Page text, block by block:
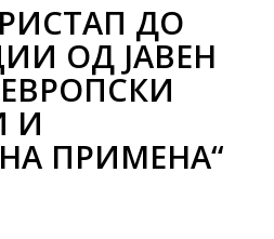
ДО
ОД ЈАВЕН
И
ПРИМЕНА“